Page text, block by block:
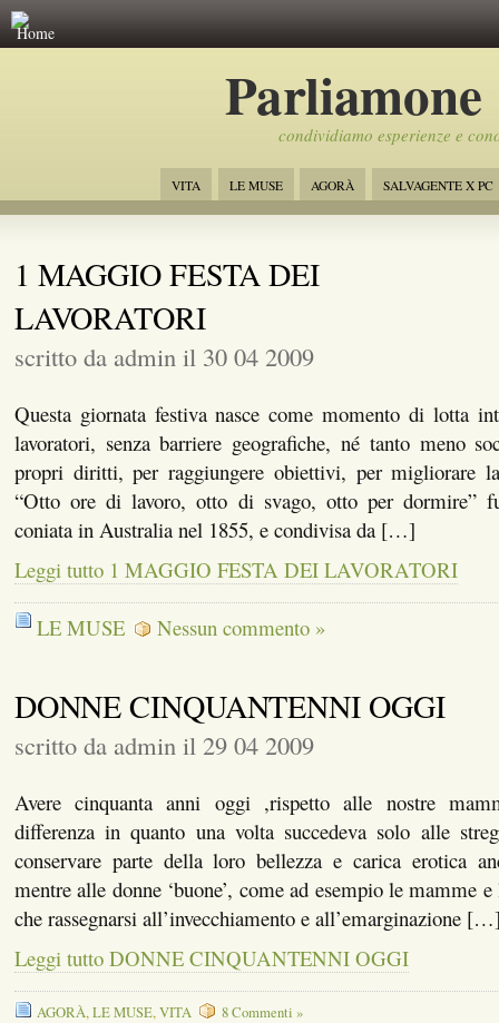
Home
Parliamone
condividiamo esperienze e
VITA LE MUSE AGORÀ SALVAGENTE X PC
1 MAGGIO FESTA DEI
LAVORATORI
scritto da admin il 30 04 2009
Questa giornata festiva nasce come momento di lotta
lavoratori, senza barriere geografiche, né tanto meno
propri diritti, per raggiungere obiettivi, per migliorare
“Otto ore di lavoro, otto di svago, otto per dormire”
coniata in Australia nel 1855, e condivisa da […]
Leggi tutto 1 MAGGIO FESTA DEI LAVORATORI
LE MUSE Nessun commento »
DONNE CINQUANTENNI OGGI
scritto da admin il 29 04 2009
Avere cinquanta anni oggi ,rispetto alle nostre
differenza in quanto una volta succedeva solo alle
conservare parte della loro bellezza e carica erotica
mentre alle donne ‘buone’, come ad esempio le mamme
che rassegnarsi all’invecchiamento e all’emarginazione
Leggi tutto DONNE CINQUANTENNI OGGI
AGORÀ,LE MUSE,VITA 8 Commenti »